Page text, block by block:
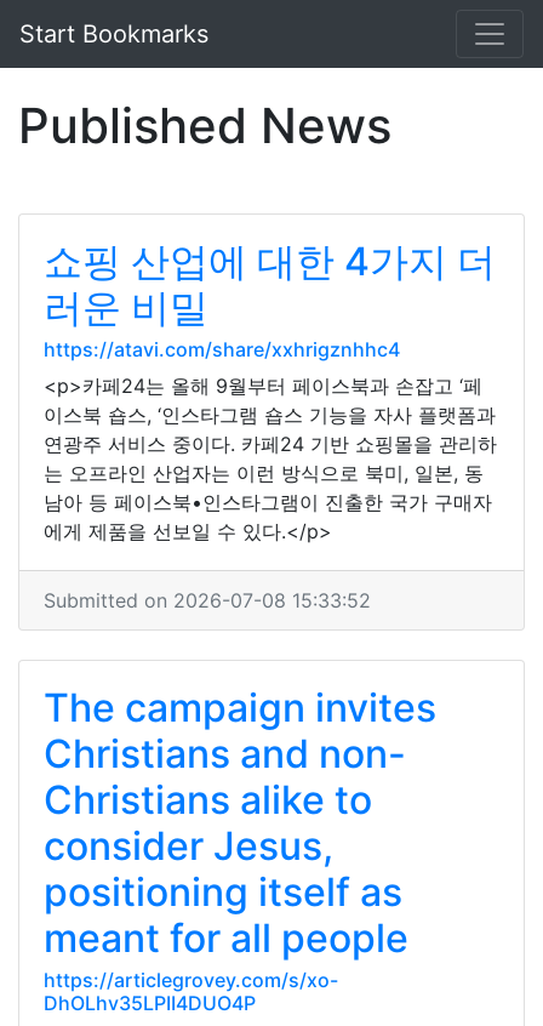
Start Bookmarks
Published News
쇼핑 산업에 대한 4가지 더
러운 비밀
https://atavi.com/share/xxhrigznhhc4
<p>카페24는 올해 9월부터 페이스북과 손잡고 ‘페
이스북 숍스, ‘인스타그램 숍스 기능을 자사 플랫폼과
연광주 서비스 중이다. 카페24 기반 쇼핑몰을 관리하
는 오프라인 산업자는 이런 방식으로 북미, 일본, 동
남아 등 페이스북•인스타그램이 진출한 국가 구매자
에게 제품을 선보일 수 있다.</p>
Submitted on 2026-07-08 15:33:52
The campaign invites
Christians and non-
Christians alike to
consider Jesus,
positioning itself as
meant for all people
https://articlegrovey.com/s/xo-
DhOLhv35LPII4DUO4P